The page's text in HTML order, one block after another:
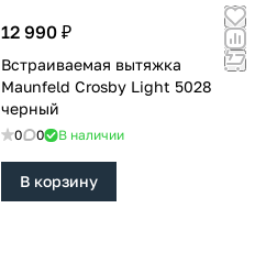
12 990 ₽
Встраиваемая вытяжка
Maunfeld Crosby Light 5028
черный
0 0 В наличии
В корзину